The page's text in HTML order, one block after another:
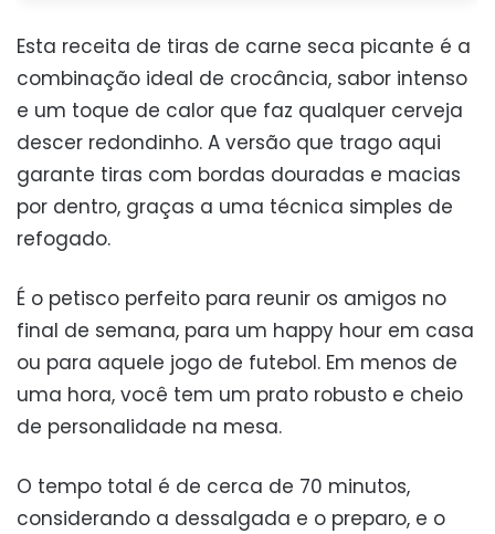
Esta receita de tiras de carne seca picante é a
combinação ideal de crocância, sabor intenso
e um toque de calor que faz qualquer cerveja
descer redondinho. A versão que trago aqui
garante tiras com bordas douradas e macias
por dentro, graças a uma técnica simples de
refogado.
É o petisco perfeito para reunir os amigos no
final de semana, para um happy hour em casa
ou para aquele jogo de futebol. Em menos de
uma hora, você tem um prato robusto e cheio
de personalidade na mesa.
O tempo total é de cerca de 70 minutos,
considerando a dessalgada e o preparo, e o